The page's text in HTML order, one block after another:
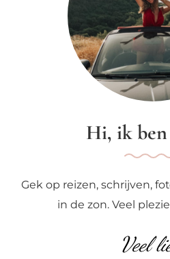
Hi, ik
Gek op reizen, schrijven,
in de zon. Veel
Veel